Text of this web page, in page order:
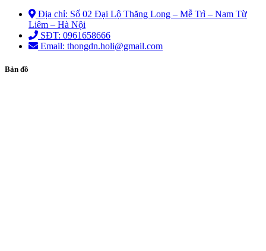
Địa chỉ: Số 02 Đại Lộ Thăng Long – Mễ Trì – Nam Từ
Liêm – Hà Nội
SĐT: 0961658666
Email: thongdn.holi@gmail.com
Bản đồ